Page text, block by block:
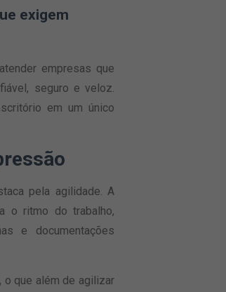
exigem
empresas que
seguro e veloz.
em um único
pela agilidade. A
o ritmo do trabalho,
e documentações
o que além de agilizar